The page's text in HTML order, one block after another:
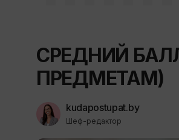
СРЕДНИЙ
ПРЕДМЕТАМ)
kudapostupat.by
Шеф-редактор